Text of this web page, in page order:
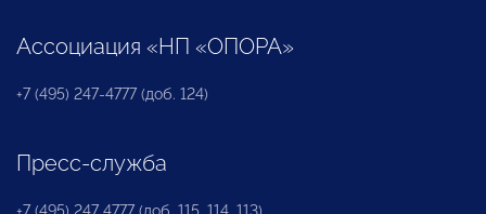
Ассоциация «НП «ОПОРА»
+7 (495) 247-4777 (доб. 124)
Пресс-служба